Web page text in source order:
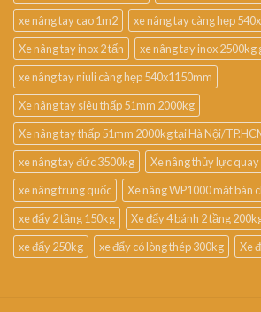
xe nâng tay cao 1m2
xe nâng tay càng hẹp
Xe nâng tay inox 2 tấn
xe nâng tay inox 2500kg
xe nâng tay niuli càng hẹp 540x1150mm
Xe nâng tay siêu thấp 51mm 2000kg
Xe nâng tay thấp 51mm 2000kg tại Hà Nội/
xe nâng tay đức 3500kg
Xe nâng thủy lực
xe nâng trung quốc
Xe nâng WP1000 mặt bàn
xe đẩy 2 tầng 150kg
Xe đẩy 4 bánh 2 tầng
xe đẩy 250kg
xe đẩy có lòng thép 300kg Xe